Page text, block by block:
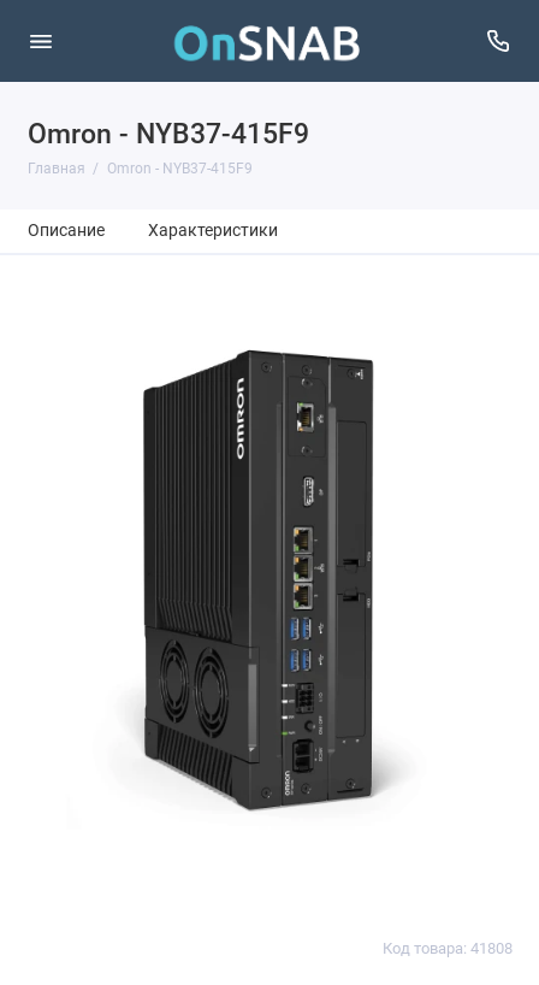
Omron - NYB37-415F9
Главная Omron - NYB37-415F9
Описание Характеристики
Код товара: 41808